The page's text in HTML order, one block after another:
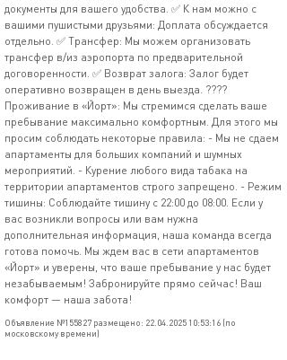
документы для вашего удобства. ✅ К нам можно с
вашими пушистыми друзьями: Доплата обсуждается
отдельно. ✅ Трансфер: Мы можем организовать
трансфер в/из аэропорта по предварительной
договоренности. ✅ Возврат залога: Залог будет
оперативно возвращен в день выезда. ????
Проживание в «Йорт»: Мы стремимся сделать ваше
пребывание максимально комфортным. Для этого мы
просим соблюдать некоторые правила: - Мы не сдаем
апартаменты для больших компаний и шумных
мероприятий. - Курение любого вида табака на
территории апартаментов строго запрещено. - Режим
тишины: Соблюдайте тишину с 22:00 до 08:00. Если у
вас возникли вопросы или вам нужна
дополнительная информация, наша команда всегда
готова помочь. Мы ждем вас в сети апартаментов
«Йорт» и уверены, что ваше пребывание у нас будет
незабываемым! Забронируйте прямо сейчас! Ваш
комфорт — наша забота!
Объявление №155827 размещено: 22.04.2025 10:53:16 (по
московскому времени)